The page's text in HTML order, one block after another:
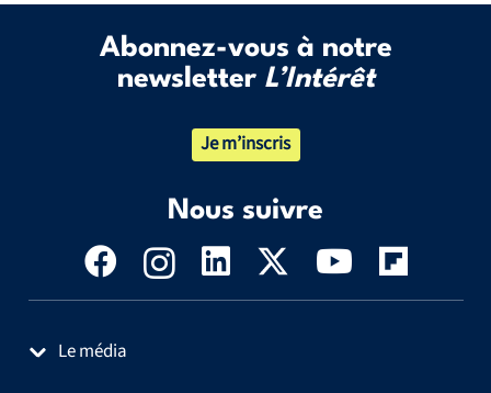
Abonnez-vous à notre
newsletter L’Intérêt
Je m’inscris
Nous suivre
Le média